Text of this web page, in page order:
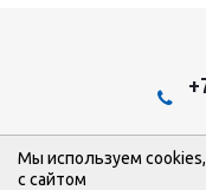
2026 ©
Мы используем
с сайтом